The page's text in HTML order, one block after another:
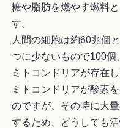
糖や脂肪を燃やす燃料
す。
人間の細胞は約60兆個
つに少ないもので100
ミトコンドリアが存在し
ミトコンドリアが酸素
のですが、その時に大
するため、どうしても